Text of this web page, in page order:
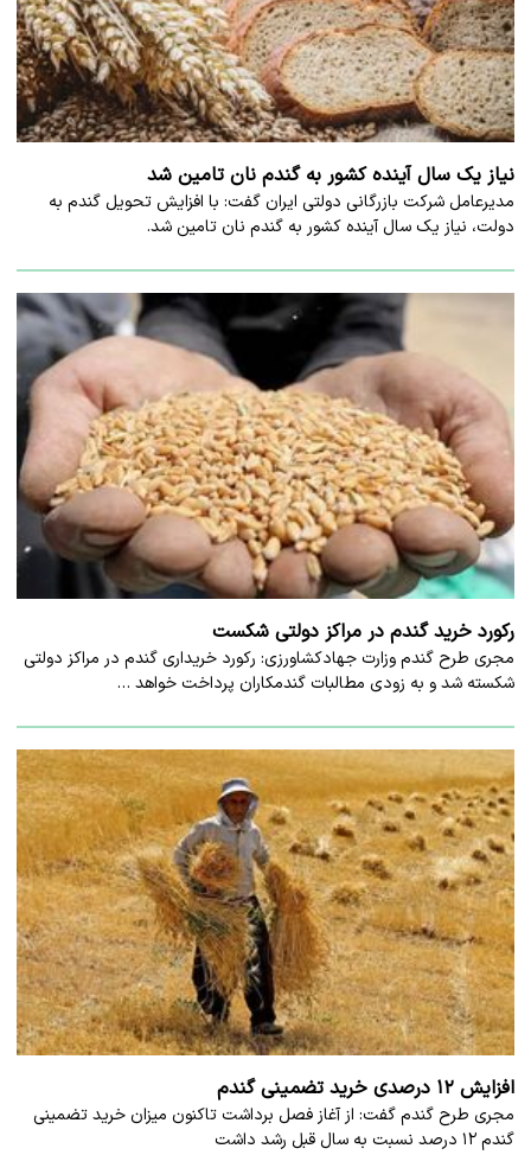
نیاز یک سال آینده کشور به گندم نان تامین شد
مدیرعامل شرکت بازرگانی دولتی ایران گفت: با افزایش تحویل گندم به
دولت، نیاز یک سال آینده کشور به گندم نان تامین شد.
رکورد خرید گندم در مراکز دولتی شکست
مجری طرح گندم وزارت جهادکشاورزی: رکورد خریداری گندم در مراکز دولتی
شکسته شد و به زودی ‌مطالبات گندمکاران پرداخت خواهد …
افزایش ۱۲ درصدی خرید تضمینی گندم
مجری طرح گندم گفت: از آغاز فصل برداشت تاکنون میزان خرید تضمینی
گندم ۱۲ درصد نسبت به سال قبل رشد داشت